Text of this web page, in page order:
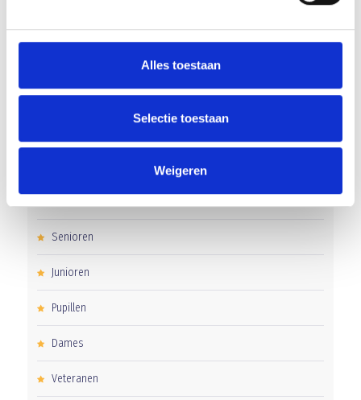
Alles toestaan
Selectie toestaan
Weigeren
Overwinning op Mierlo Hout
Senioren
Junioren
Pupillen
Dames
Veteranen